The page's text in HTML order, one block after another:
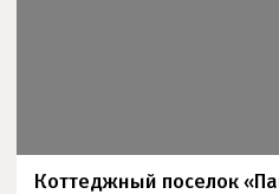
Коттеджный поселок